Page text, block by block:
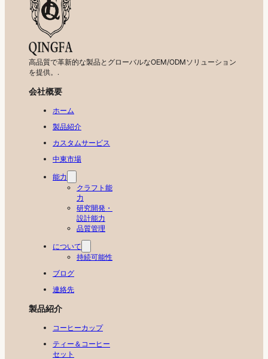
高品質で革新的な製品とグローバルなOEM/ODMソリューション
を提供。.
会社概要
ホーム
製品紹介
カスタムサービス
中東市場
能力
クラフト能
力
研究開発・
設計能力
品質管理
について
持続可能性
ブログ
連絡先
製品紹介
コーヒーカップ
ティー＆コーヒー
セット